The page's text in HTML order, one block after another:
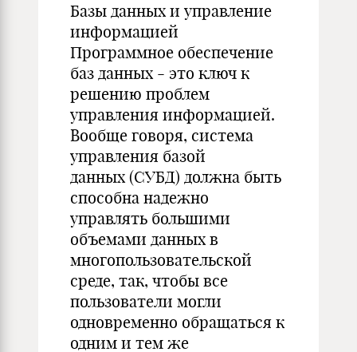
Базы данных и управление
информацией
Программное обеспечение
баз данных - это ключ к
решению проблем
управления информацией.
Вообще говоря, система
управления базой
данных (СУБД) должна быть
способна надежно
управлять большими
объемами данных в
многопользовательской
среде, так, чтобы все
пользователи могли
одновременно обращаться к
одним и тем же